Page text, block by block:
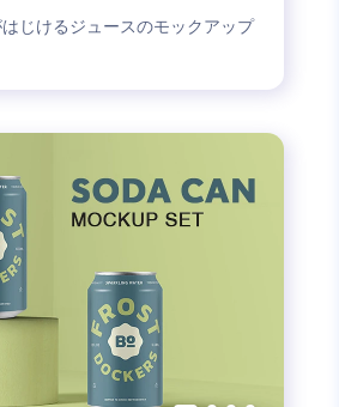
じけるジュースのモックアップ